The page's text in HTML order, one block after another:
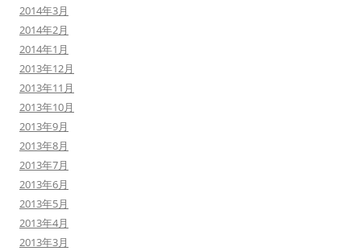
2014年3月
2014年2月
2014年1月
2013年12月
2013年11月
2013年10月
2013年9月
2013年8月
2013年7月
2013年6月
2013年5月
2013年4月
2013年3月